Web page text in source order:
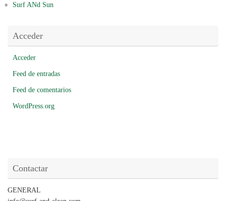
Surf ANd Sun
Acceder
Acceder
Feed de entradas
Feed de comentarios
WordPress.org
Contactar
GENERAL